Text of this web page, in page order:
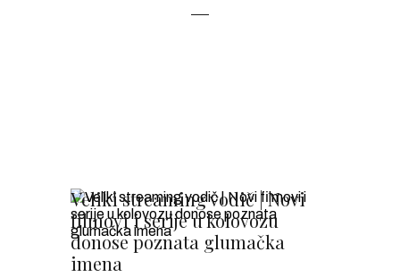
Veliki streaming vodič | Novi
filmovi i serije u kolovozu
donose poznata glumačka
imena